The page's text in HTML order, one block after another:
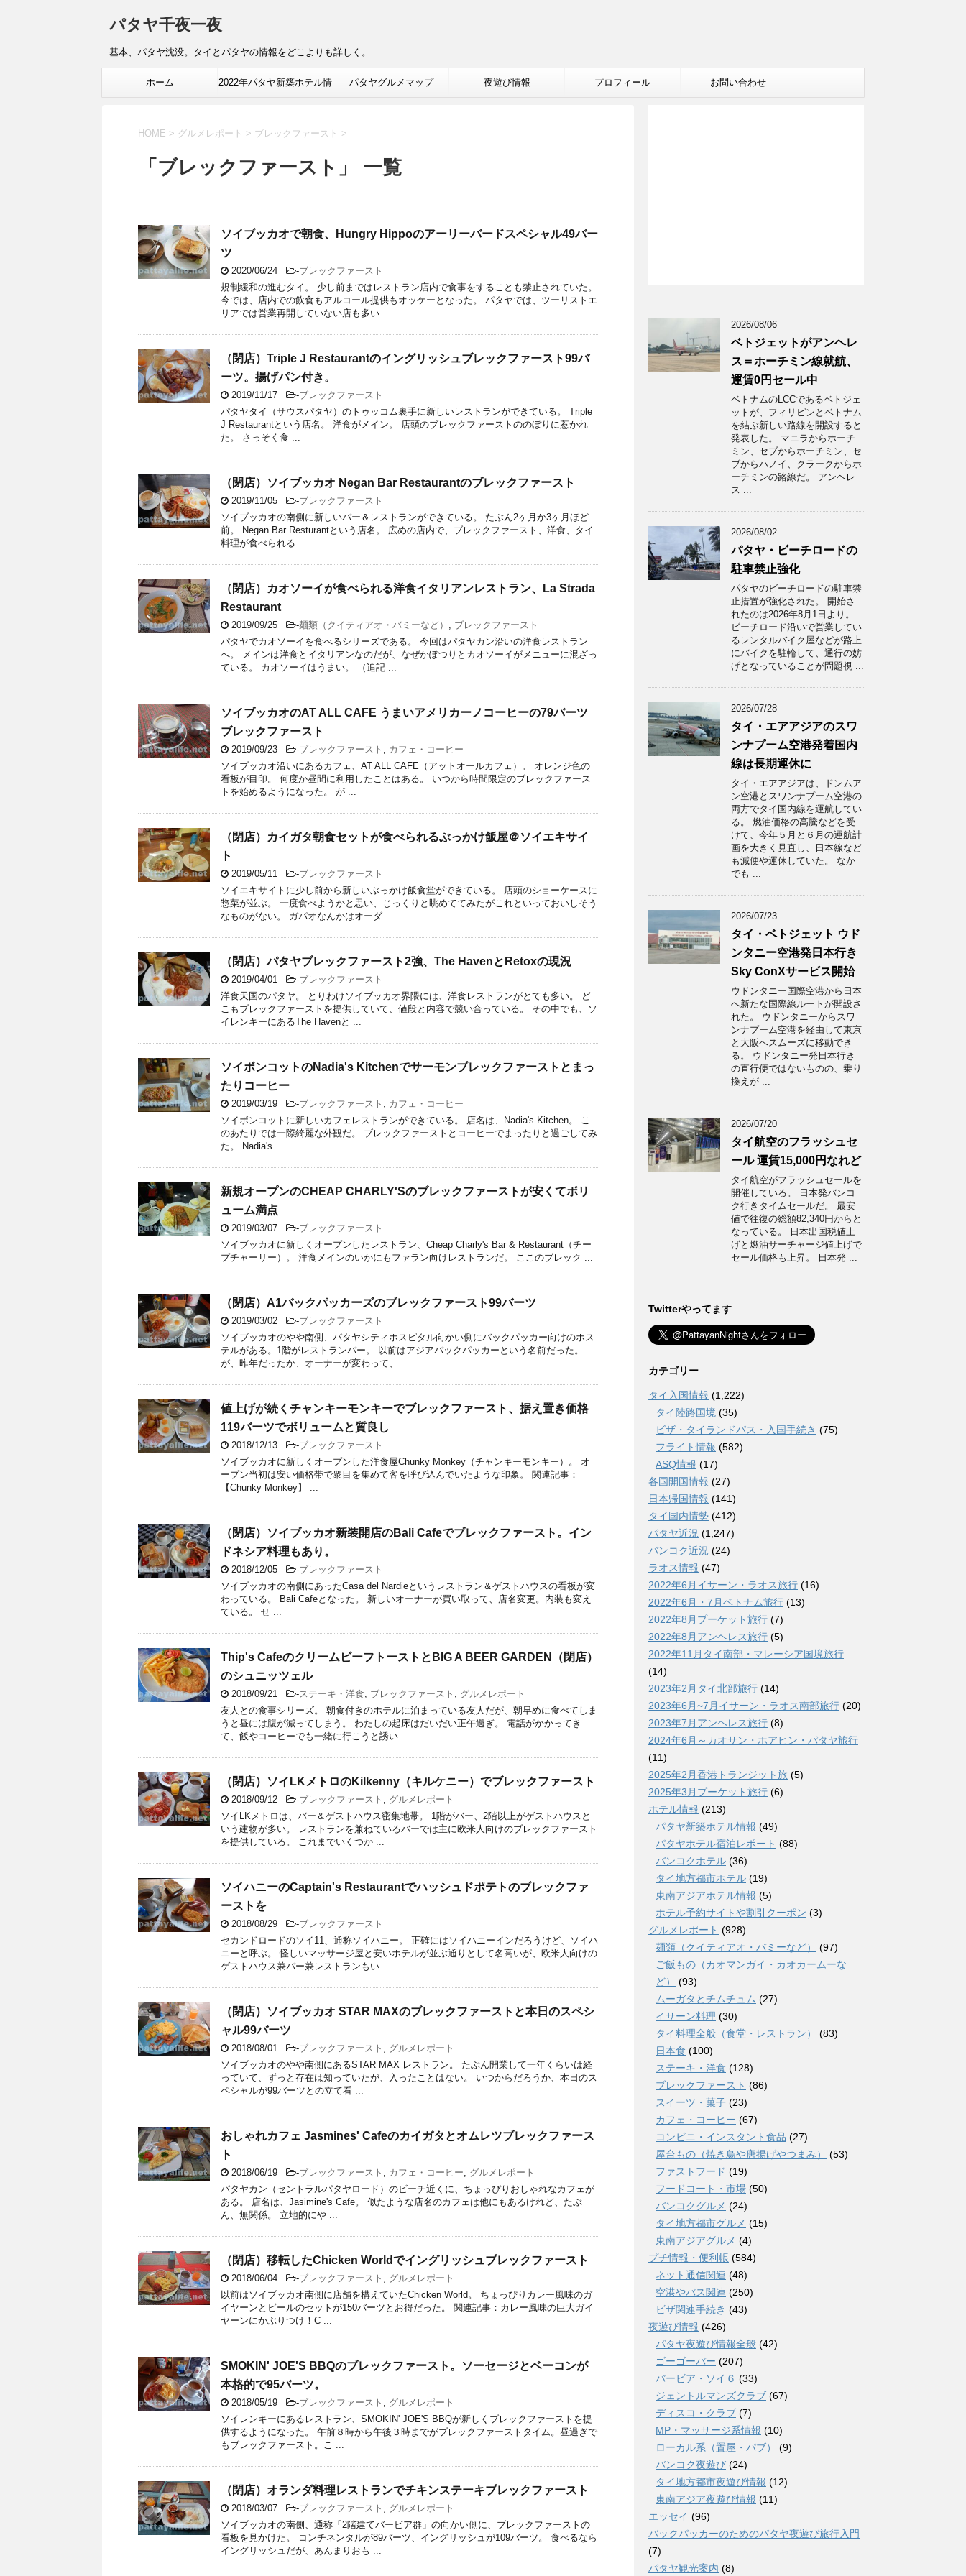
パタヤ千夜一夜
基本、パタヤ沈没。タイとパタヤの情報をどこよりも詳しく。
ホーム 2022年パタヤ新築ホテル情 パタヤグルメマップ 夜遊び情報 プロフィール お問い合わせ
HOME > グルメレポート > ブレックファースト >
「ブレックファースト」 一覧
ソイブッカオで朝食、Hungry Hippoのアーリーバードスペシャル49バー
ツ
2020/06/24 -ブレックファースト
規制緩和の進むタイ。 少し前まではレストラン店内で食事をすることも禁止されていた。
今では、店内での飲食もアルコール提供もオッケーとなった。 パタヤでは、ツーリストエ
リアでは営業再開していない店も多い ...
（閉店）Triple J Restaurantのイングリッシュブレックファースト99バ
ーツ。揚げパン付き。
2019/11/17 -ブレックファースト
パタヤタイ（サウスパタヤ）のトゥッコム裏手に新しいレストランができている。 Triple
J Restaurantという店名。 洋食がメイン。 店頭のブレックファーストののぼりに惹かれ
た。 さっそく食 ...
（閉店）ソイブッカオ Negan Bar Restaurantのブレックファースト
2019/11/05 -ブレックファースト
ソイブッカオの南側に新しいバー＆レストランができている。 たぶん2ヶ月か3ヶ月ほど
前。 Negan Bar Resturantという店名。 広めの店内で、ブレックファースト、洋食、タイ
料理が食べられる ...
（閉店）カオソーイが食べられる洋食イタリアンレストラン、La Strada
Restaurant
2019/09/25 -麺類（クイティアオ・バミーなど） , ブレックファースト
パタヤでカオソーイを食べるシリーズである。 今回はパタヤカン沿いの洋食レストラン
へ。 メインは洋食とイタリアンなのだが、なぜかぽつりとカオソーイがメニューに混ざっ
ている。 カオソーイはうまい。 （追記 ...
ソイブッカオのAT ALL CAFE うまいアメリカーノコーヒーの79バーツ
ブレックファースト
2019/09/23 -ブレックファースト , カフェ・コーヒー
ソイブッカオ沿いにあるカフェ、AT ALL CAFE（アットオールカフェ）。 オレンジ色の
看板が目印。 何度か昼間に利用したことはある。 いつから時間限定のブレックファース
トを始めるようになった。 が ...
（閉店）カイガタ朝食セットが食べられるぶっかけ飯屋＠ソイエキサイ
ト
2019/05/11 -ブレックファースト
ソイエキサイトに少し前から新しいぶっかけ飯食堂ができている。 店頭のショーケースに
惣菜が並ぶ。 一度食べようかと思い、じっくりと眺めててみたがこれといっておいしそう
なものがない。 ガパオなんかはオーダ ...
（閉店）パタヤブレックファースト2強、The HavenとRetoxの現況
2019/04/01 -ブレックファースト
洋食天国のパタヤ。 とりわけソイブッカオ界隈には、洋食レストランがとても多い。 ど
こもブレックファーストを提供していて、値段と内容で競い合っている。 その中でも、ソ
イレンキーにあるThe Havenと ...
ソイボンコットのNadia's Kitchenでサーモンブレックファーストとまっ
たりコーヒー
2019/03/19 -ブレックファースト , カフェ・コーヒー
ソイボンコットに新しいカフェレストランができている。 店名は、Nadia's Kitchen。 こ
のあたりでは一際綺麗な外観だ。 ブレックファーストとコーヒーでまったりと過ごしてみ
た。 Nadia's ...
新規オープンのCHEAP CHARLY'Sのブレックファーストが安くてボリ
ューム満点
2019/03/07 -ブレックファースト
ソイブッカオに新しくオープンしたレストラン、Cheap Charly's Bar & Restaurant（チー
プチャーリー）。 洋食メインのいかにもファラン向けレストランだ。 ここのブレック ...
（閉店）A1バックパッカーズのブレックファースト99バーツ
2019/03/02 -ブレックファースト
ソイブッカオのやや南側、パタヤシティホスピタル向かい側にバックパッカー向けのホス
テルがある。1階がレストランバー。 以前はアジアバックパッカーという名前だった。
が、昨年だったか、オーナーが変わって、 ...
値上げが続くチャンキーモンキーでブレックファースト、据え置き価格
119バーツでボリュームと質良し
2018/12/13 -ブレックファースト
ソイブッカオに新しくオープンした洋食屋Chunky Monkey（チャンキーモンキー）。 オ
ープン当初は安い価格帯で衆目を集めて客を呼び込んでいたような印象。 関連記事：
【Chunky Monkey】 ...
（閉店）ソイブッカオ新装開店のBali Cafeでブレックファースト。イン
ドネシア料理もあり。
2018/12/05 -ブレックファースト
ソイブッカオの南側にあったCasa del Nardieというレストラン＆ゲストハウスの看板が変
わっている。 Bali Cafeとなった。 新しいオーナーが買い取って、店名変更。内装も変え
ている。 せ ...
Thip's CafeのクリームビーフトーストとBIG A BEER GARDEN（閉店）
のシュニッツェル
2018/09/21 -ステーキ・洋食, ブレックファースト , グルメレポート
友人との食事シリーズ。 朝食付きのホテルに泊まっている友人だが、朝早めに食べてしま
うと昼には腹が減ってしまう。 わたしの起床はだいだい正午過ぎ。 電話がかかってき
て、飯やコーヒーでも一緒に行こうと誘い ...
（閉店）ソイLKメトロのKilkenny（キルケニー）でブレックファースト
2018/09/12 -ブレックファースト , グルメレポート
ソイLKメトロは、バー＆ゲストハウス密集地帯。 1階がバー、2階以上がゲストハウスと
いう建物が多い。 レストランを兼ねているバーでは主に欧米人向けのブレックファースト
を提供している。 これまでいくつか ...
ソイハニーのCaptain's Restaurantでハッシュドポテトのブレックファ
ーストを
2018/08/29 -ブレックファースト
セカンドロードのソイ11、通称ソイハニー。 正確にはソイハニーインだろうけど、ソイハ
ニーと呼ぶ。 怪しいマッサージ屋と安いホテルが並ぶ通りとして名高いが、欧米人向けの
ゲストハウス兼バー兼レストランもい ...
（閉店）ソイブッカオ STAR MAXのブレックファーストと本日のスペシ
ャル99バーツ
2018/08/01 -ブレックファースト , グルメレポート
ソイブッカオのやや南側にあるSTAR MAX レストラン。 たぶん開業して一年くらいは経
っていて、ずっと存在は知っていたが、入ったことはない。 いつからだろうか、本日のス
ペシャルが99バーツとの立て看 ...
おしゃれカフェ Jasmines' Cafeのカイガタとオムレツブレックファース
ト
2018/06/19 -ブレックファースト , カフェ・コーヒー, グルメレポート
パタヤカン（セントラルパタヤロード）のビーチ近くに、ちょっぴりおしゃれなカフェが
ある。 店名は、Jasimine's Cafe。 似たような店名のカフェは他にもあるけれど、たぶ
ん、無関係。 立地的にや ...
（閉店）移転したChicken Worldでイングリッシュブレックファースト
2018/06/04 -ブレックファースト , グルメレポート
以前はソイブッカオ南側に店舗を構えていたChicken World。 ちょっぴりカレー風味のガ
イヤーンとビールのセットが150バーツとお得だった。 関連記事：カレー風味の巨大ガイ
ヤーンにかぶりつけ！C ...
SMOKIN' JOE'S BBQのブレックファースト。ソーセージとベーコンが
本格的で95バーツ。
2018/05/19 -ブレックファースト , グルメレポート
ソイレンキーにあるレストラン、SMOKIN' JOE'S BBQが新しくブレックファーストを提
供するようになった。 午前８時から午後３時までがブレックファーストタイム。昼過ぎで
もブレックファースト。こ ...
（閉店）オランダ料理レストランでチキンステーキブレックファースト
2018/03/07 -ブレックファースト , グルメレポート
ソイブッカオの南側、通称「2階建てバービア群」の向かい側に、ブレックファーストの
看板を見かけた。 コンチネンタルが89バーツ、イングリッシュが109バーツ。 食べるなら
イングリッシュだが、あんまりおも ...
2026/08/06
ベトジェットがアンヘレ
ス＝ホーチミン線就航、
運賃0円セール中
ベトナムのLCCであるベトジェ
ットが、フィリピンとベトナム
を結ぶ新しい路線を開設すると
発表した。 マニラからホーチ
ミン、セブからホーチミン、セ
ブからハノイ、クラークからホ
ーチミンの路線だ。 アンヘレ
ス ...
2026/08/02
パタヤ・ビーチロードの
駐車禁止強化
パタヤのビーチロードの駐車禁
止措置が強化された。 開始さ
れたのは2026年8月1日より。
ビーチロード沿いで営業してい
るレンタルバイク屋などが路上
にバイクを駐輪して、通行の妨
げとなっていることが問題視 ...
2026/07/28
タイ・エアアジアのスワ
ンナプーム空港発着国内
線は長期運休に
タイ・エアアジアは、ドンムア
ン空港とスワンナプーム空港の
両方でタイ国内線を運航してい
る。 燃油価格の高騰などを受
けて、今年５月と６月の運航計
画を大きく見直し、日本線など
も減便や運休していた。 なか
でも ...
2026/07/23
タイ・ベトジェット ウド
ンタニー空港発日本行き
Sky ConXサービス開始
ウドンタニー国際空港から日本
へ新たな国際線ルートが開設さ
れた。 ウドンタニーからスワ
ンナプーム空港を経由して東京
と大阪へスムーズに移動でき
る。 ウドンタニー発日本行き
の直行便ではないものの、乗り
換えが ...
2026/07/20
タイ航空のフラッシュセ
ール 運賃15,000円なれど
タイ航空がフラッシュセールを
開催している。 日本発バンコ
ク行きタイムセールだ。 最安
値で往復の総額82,340円からと
なっている。 日本出国税値上
げと燃油サーチャージ値上げで
セール価格も上昇。 日本発 ...
Twitterやってます
カテゴリー
タイ入国情報 (1,222)
タイ陸路国境 (35)
ビザ・タイランドパス・入国手続き (75)
フライト情報 (582)
ASQ情報 (17)
各国開国情報 (27)
日本帰国情報 (141)
タイ国内情勢 (412)
パタヤ近況 (1,247)
バンコク近況 (24)
ラオス情報 (47)
2022年6月イサーン・ラオス旅行 (16)
2022年6月・7月ベトナム旅行 (13)
2022年8月プーケット旅行 (7)
2022年8月アンヘレス旅行 (5)
2022年11月タイ南部・マレーシア国境旅行
(14)
2023年2月タイ北部旅行 (14)
2023年6月~7月イサーン・ラオス南部旅行 (20)
2023年7月アンヘレス旅行 (8)
2024年6月～カオサン・ホアヒン・パタヤ旅行
(11)
2025年2月香港トランジット旅 (5)
2025年3月プーケット旅行 (6)
ホテル情報 (213)
パタヤ新築ホテル情報 (49)
パタヤホテル宿泊レポート (88)
バンコクホテル (36)
タイ地方都市ホテル (19)
東南アジアホテル情報 (5)
ホテル予約サイトや割引クーポン (3)
グルメレポート (928)
麺類（クイティアオ・バミーなど）
(97)
ご飯もの（カオマンガイ・カオカームーな
ど）
(93)
ムーガタとチムチュム (27)
イサーン料理 (30)
タイ料理全般（食堂・レストラン）
(83)
日本食 (100)
ステーキ・洋食 (128)
ブレックファースト (86)
スイーツ・菓子 (23)
カフェ・コーヒー (67)
コンビニ・インスタント食品 (27)
屋台もの（焼き鳥や唐揚げやつまみ）
(53)
ファストフード (19)
フードコート・市場 (50)
バンコクグルメ (24)
タイ地方都市グルメ (15)
東南アジアグルメ (4)
プチ情報・便利帳 (584)
ネット通信関連 (48)
空港やバス関連 (250)
ビザ関連手続き (43)
夜遊び情報 (426)
パタヤ夜遊び情報全般 (42)
ゴーゴーバー (207)
バービア・ソイ６ (33)
ジェントルマンズクラブ (67)
ディスコ・クラブ (7)
MP・マッサージ系情報 (10)
ローカル系（置屋・パブ）
(9)
バンコク夜遊び (24)
タイ地方都市夜遊び情報 (12)
東南アジア夜遊び情報 (11)
エッセイ (96)
バックパッカーのためのパタヤ夜遊び旅行入門
(7)
パタヤ観光案内 (8)